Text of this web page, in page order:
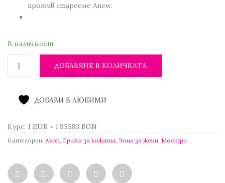
против стареене Anew.
В наличност
ДОБАВЯНЕ В КОЛИЧКАТА
ДОБАВИ В ЛЮБИМИ
Курс: 1 EUR = 1.95583 BGN
Категории: Avon Грижа за кожата Зона за жени Мостри